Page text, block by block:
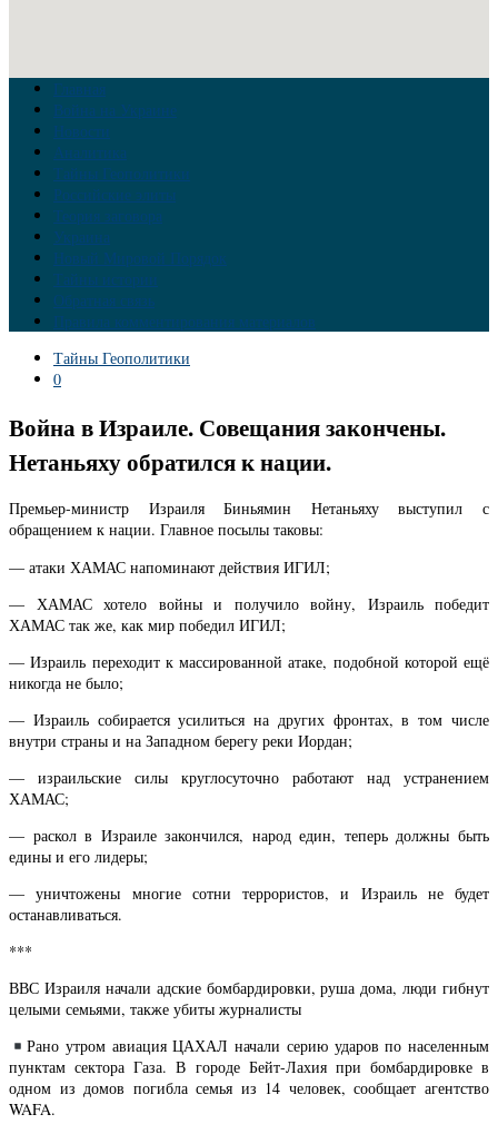
Главная
Война на Украине
Новости
Аналитика
Тайны Геополитики
Российские элиты
Теория заговора
Украина
Новый Мировой Порядок
Тайны истории
Обратная связь
Правила комментирования материалов
Тайны Геополитики
0
Война в Израиле. Совещания закончены.
Нетаньяху обратился к нации.
Премьер-министр Израиля Биньямин Нетаньяху выступил с
обращением к нации. Главное посылы таковы:
— атаки ХАМАС напоминают действия ИГИЛ;
— ХАМАС хотело войны и получило войну, Израиль победит
ХАМАС так же, как мир победил ИГИЛ;
— Израиль переходит к массированной атаке, подобной которой ещё
никогда не было;
— Израиль собирается усилиться на других фронтах, в том числе
внутри страны и на Западном берегу реки Иордан;
— израильские силы круглосуточно работают над устранением
ХАМАС;
— раскол в Израиле закончился, народ един, теперь должны быть
едины и его лидеры;
— уничтожены многие сотни террористов, и Израиль не будет
останавливаться.
***
ВВС Израиля начали адские бомбардировки, руша дома, люди гибнут
целыми семьями, также убиты журналисты
Рано утром авиация ЦАХАЛ начали серию ударов по населенным
пунктам сектора Газа. В городе Бейт-Лахия при бомбардировке в
одном из домов погибла семья из 14 человек, сообщает агентство
WAFA.